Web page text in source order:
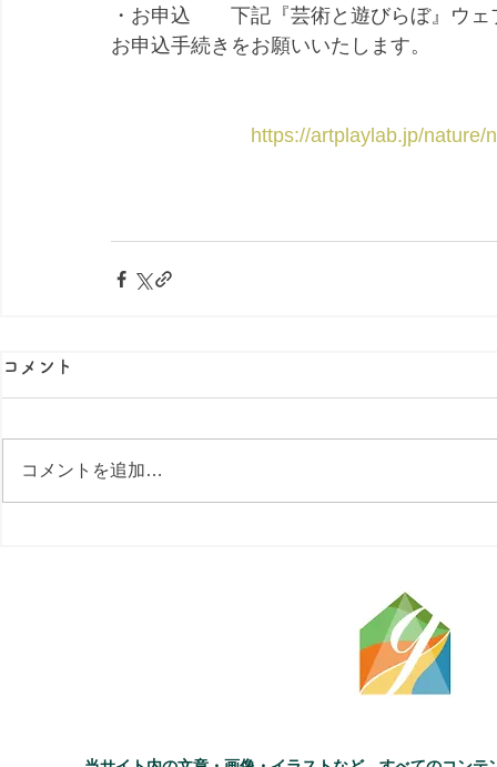
・お申込　　下記『芸術と遊びらぼ』ウ
お申込手続きをお願いいたします。
https://artplaylab.jp/nature/
コメント
コメントを追加…